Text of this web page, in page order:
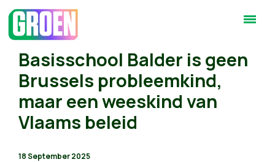
Basisschool Balder is geen
Brussels probleemkind,
maar een weeskind van
Vlaams beleid
18 September 2025